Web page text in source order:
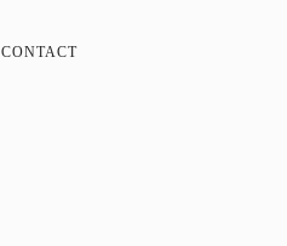
CONTACT